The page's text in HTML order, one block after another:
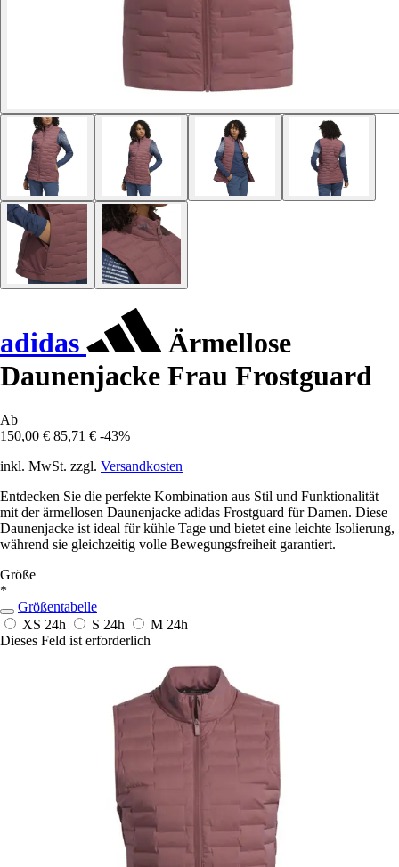
adidas
Ärmellose
Daunenjacke Frau Frostguard
Ab
150,00 € 85,71 € -43%
inkl. MwSt. zzgl. Versandkosten
Entdecken Sie die perfekte Kombination aus Stil und Funktionalität
mit der ärmellosen Daunenjacke adidas Frostguard für Damen. Diese
Daunenjacke ist ideal für kühle Tage und bietet eine leichte Isolierung,
während sie gleichzeitig volle Bewegungsfreiheit garantiert.
Größe
*
Größentabelle
XS 24h S 24h M 24h
Dieses Feld ist erforderlich